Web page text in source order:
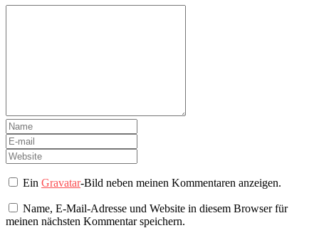
EinGravatar-Bild neben meinen Kommentaren anzeigen.
Name, E-Mail-Adresse und Website in diesem Browser für
meinen nächsten Kommentar speichern.